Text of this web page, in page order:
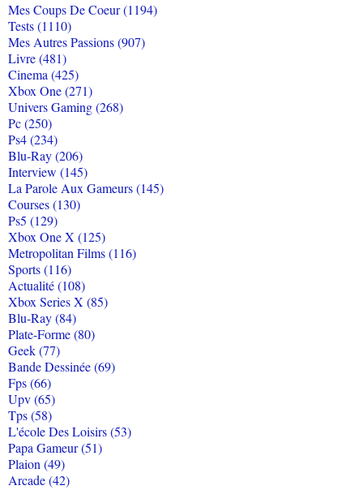
Mes Coups De Coeur (1194)
Tests (1110)
Mes Autres Passions (907)
Livre (481)
Cinema (425)
Xbox One (271)
Univers Gaming (268)
Pc (250)
Ps4 (234)
Blu-Ray (206)
Interview (145)
La Parole Aux Gameurs (145)
Courses (130)
Ps5 (129)
Xbox One X (125)
Metropolitan Films (116)
Sports (116)
Actualité (108)
Xbox Series X (85)
Blu-Ray (84)
Plate-Forme (80)
Geek (77)
Bande Dessinée (69)
Fps (66)
Upv (65)
Tps (58)
L'école Des Loisirs (53)
Papa Gameur (51)
Plaion (49)
Arcade (42)